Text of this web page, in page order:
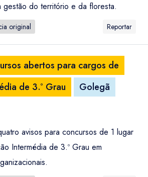
gestão do território e da floresta.
original Reportar
abertos para cargos de
de 3.º Grau
Golegã
avisos para concursos de 1 lugar
Intermédia de 3.º Grau em